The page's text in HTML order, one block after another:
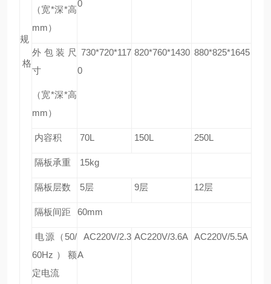
规
格
（宽*深*高
mm）
0
外包装尺
寸
（宽*深*高
mm）
730*720*117
0
820*760*1430 880*825*1645
内容积 70L 150L 250L
隔板承重 15kg
隔板层数 5层 9层 12层
隔板间距 60mm
电源（ 50/
60Hz ）额
定电流
AC220V/2.3
A
AC220V/3.6A AC220V/5.5A